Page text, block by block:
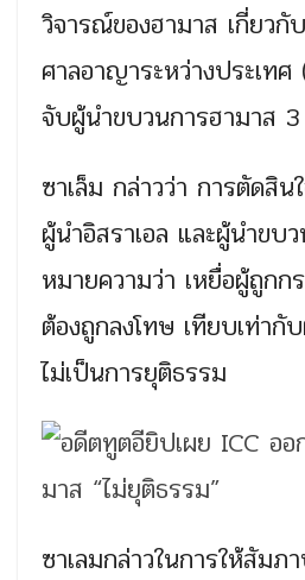
วิจารณ์ของฮามาส เกี่ยวกั
ศาลอาญาระหว่างประเท
จับผู้นำขบวนการฮามาส
ซาเล็ม กล่าวว่า การตัดสิ
ผู้นำอิสราเอล และผู้นำขบ
หมายความว่า เหยื่อผู้ถูกก
ต้องถูกลงโทษ เทียบเท่ากั
ไม่เป็นการยุติธรรม
ซาเลมกล่าวในการให้สัม